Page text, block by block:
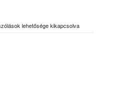
lehetősége kikapcsolva